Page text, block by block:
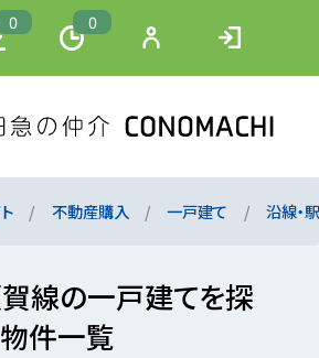
0 0
不動産購入 一戸建て 沿線・
線の一戸建てを探
件一覧